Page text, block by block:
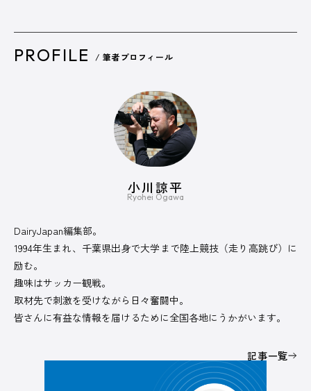
PROFILE / 筆者プロフィール
小川諒平
Ryohei Ogawa
DairyJapan編集部。
1994年生まれ、千葉県出身で大学まで陸上競技（走り高跳び）に
励む。
趣味はサッカー観戦。
取材先で刺激を受けながら日々奮闘中。
皆さんに有益な情報を届けるために全国各地にうかがいます。
記事一覧